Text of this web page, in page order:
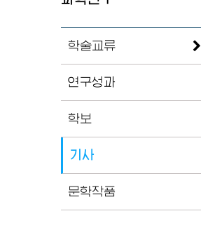
학술교류
연구성과
학보
기사
문학작품